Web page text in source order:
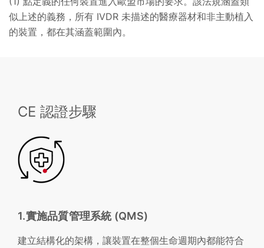
似上述的義務，所有 IVDR 未描述的醫療器材和非主動植入
的裝置，都在其涵蓋範圍內。
CE 認證步驟
1.實施品質管理系統 (QMS)
建立結構化的架構，讓裝置在整個生命週期內都能符合